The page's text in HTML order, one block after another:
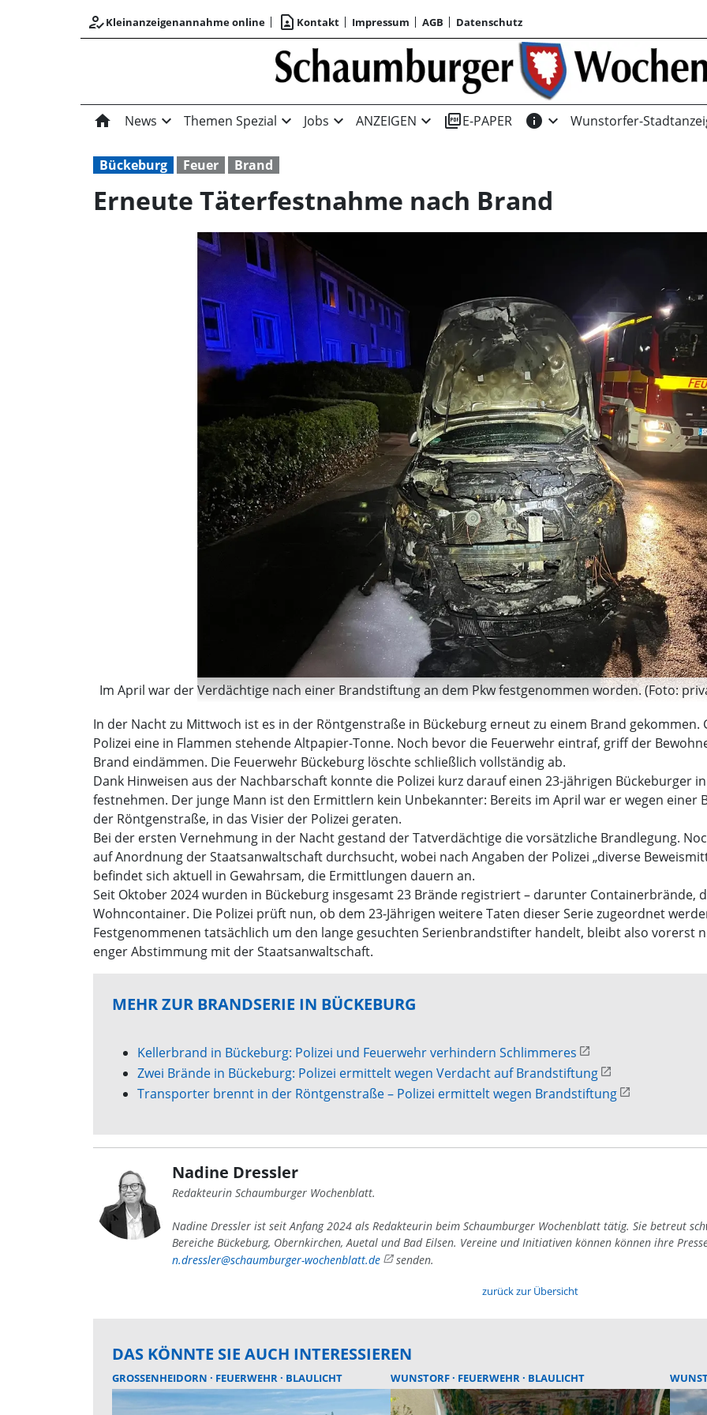
how_to_regKleinanzeigenannahme online contact_page Kontakt Impressum AGB Datenschutz
home News expand_more Themen Spezial expand_more Jobs expand_more ANZEIGEN expand_more picture_as_pdfE-PAPER info expand_more Wunstorfer-
Bückeburg Feuer Brand
Erneute Täterfestnahme nach Brand
Im April war der Verdächtige nach einer Brandstiftung an dem Pkw festgenommen worden. (Foto:
In der Nacht zu Mittwoch ist es in der Röntgenstraße in Bückeburg erneut zu einem Brand
Polizei eine in Flammen stehende Altpapier-Tonne. Noch bevor die Feuerwehr eintraf, griff der
Brand eindämmen. Die Feuerwehr Bückeburg löschte schließlich vollständig ab.
Dank Hinweisen aus der Nachbarschaft konnte die Polizei kurz darauf einen 23-jährigen Bückeburger
festnehmen. Der junge Mann ist den Ermittlern kein Unbekannter: Bereits im April war er wegen einer
der Röntgenstraße, in das Visier der Polizei geraten.
Bei der ersten Vernehmung in der Nacht gestand der Tatverdächtige die vorsätzliche Brandlegung.
auf Anordnung der Staatsanwaltschaft durchsucht, wobei nach Angaben der Polizei „diverse
befindet sich aktuell in Gewahrsam, die Ermittlungen dauern an.
Seit Oktober 2024 wurden in Bückeburg insgesamt 23 Brände registriert – darunter Containerbrände,
Wohncontainer. Die Polizei prüft nun, ob dem 23-Jährigen weitere Taten dieser Serie zugeordnet
Festgenommenen tatsächlich um den lange gesuchten Serienbrandstifter handelt, bleibt also vorerst
enger Abstimmung mit der Staatsanwaltschaft.
MEHR ZUR BRANDSERIE IN BÜCKEBURG
Kellerbrand in Bückeburg: Polizei und Feuerwehr verhindern Schlimmeres
Zwei Brände in Bückeburg: Polizei ermittelt wegen Verdacht auf Brandstiftung
Transporter brennt in der Röntgenstraße – Polizei ermittelt wegen Brandstiftung
Nadine Dressler
Redakteurin Schaumburger Wochenblatt.
Nadine Dressler ist seit Anfang 2024 als Redakteurin beim Schaumburger Wochenblatt tätig. Sie betreut
Bereiche Bückeburg, Obernkirchen, Auetal und Bad Eilsen. Vereine und Initiativen können können ihre
n.dressler@schaumburger-wochenblatt.de
senden.
zurück zur Übersicht
DAS KÖNNTE SIE AUCH INTERESSIEREN
GROSSENHEIDORN FEUERWEHR BLAULICHT WUNSTORF FEUERWEHR BLAULICHT